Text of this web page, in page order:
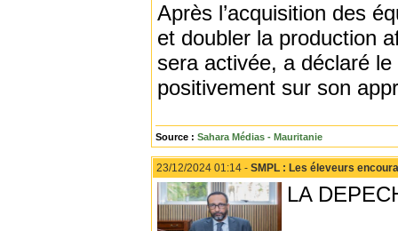
Après l’acquisition des
et doubler la production
sera activée, a déclaré
positivement sur son
Source : Sahara Médias - Mauritanie
23/12/2024 01:14 - SMPL : Les éleveurs
LA